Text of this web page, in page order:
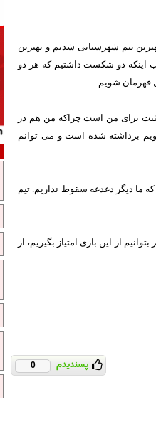
تیم شهرستانی شدیم و بهترین
قهرمان نشدیم و جالب اینکه دو شکست داشتیم که هر دو
قهرمان شویم.
برای من است چراکه من هم در
برداشته شده است و می‌ توانم
ما دیگر دغدغه سقوط نداریم. تیم
از این بازی امتیاز بگیریم، از
پسندیدم 0